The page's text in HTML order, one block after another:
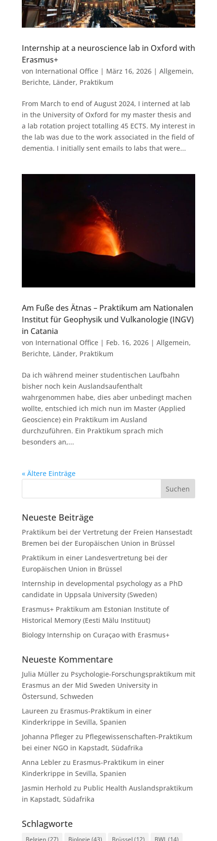
Internship at a neuroscience lab in Oxford with
Erasmus+
von International Office| März 16, 2026| Allgemein,
Berichte, Länder, Praktikum
From March to end of August 2024, I interned at lab
in the University of Oxford for my master thesis and
a lab rotation project totalling 45 ECTS. My interest in
the lab was due to the work associated in the field of
dementia. I initially sent emails to labs that were...
Am Fuße des Ätnas – Praktikum am Nationalen
Institut für Geophysik und Vulkanologie (INGV)
in Catania
von International Office| Feb. 16, 2026| Allgemein,
Berichte, Länder, Praktikum
Da ich während meiner studentischen Laufbahn
bisher noch kein Auslandsaufenthalt
wahrgenommen habe, dies aber unbedingt machen
wollte, entschied ich mich nun im Master (Applied
Geoscience) ein Praktikum im Ausland
durchzuführen. Ein Praktikum sprach mich
besonders an,...
« Ältere Einträge
Neueste Beiträge
Praktikum bei der Vertretung der Freien Hansestadt
Bremen bei der Europäischen Union in Brüssel
Praktikum in einer Landesvertretung bei der
Europäischen Union in Brüssel
Internship in developmental psychology as a PhD
candidate in Uppsala University (Sweden)
Erasmus+ Praktikum am Estonian Institute of
Historical Memory (Eesti Mälu Instituut)
Biology Internship on Curaçao with Erasmus+
Neueste Kommentare
Julia Müllerzu Psychologie-Forschungspraktikum mit
Erasmus an der Mid Sweden University in
Östersund, Schweden
Laureen zu Erasmus-Praktikum in einer
Kinderkrippe in Sevilla, Spanien
Johanna Pflegerzu Pflegewissenschaften-Praktikum
bei einer NGO in Kapstadt, Südafrika
Anna Leblerzu Erasmus-Praktikum in einer
Kinderkrippe in Sevilla, Spanien
Jasmin Herhold zu Public Health Auslandspraktikum
in Kapstadt, Südafrika
Schlagworte
Belgien (27) Biologie(43) Brüssel(12) BWL (14)